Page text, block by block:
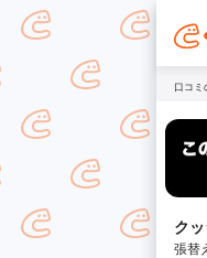
口コミ
ク
張替